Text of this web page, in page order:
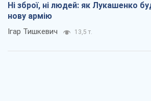
Ні зброї, ні людей: як Лукашенко
нову армію
Ігар Тишкевич 13,5 т.